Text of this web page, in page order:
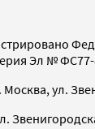
Эл № ФС77-
ул.